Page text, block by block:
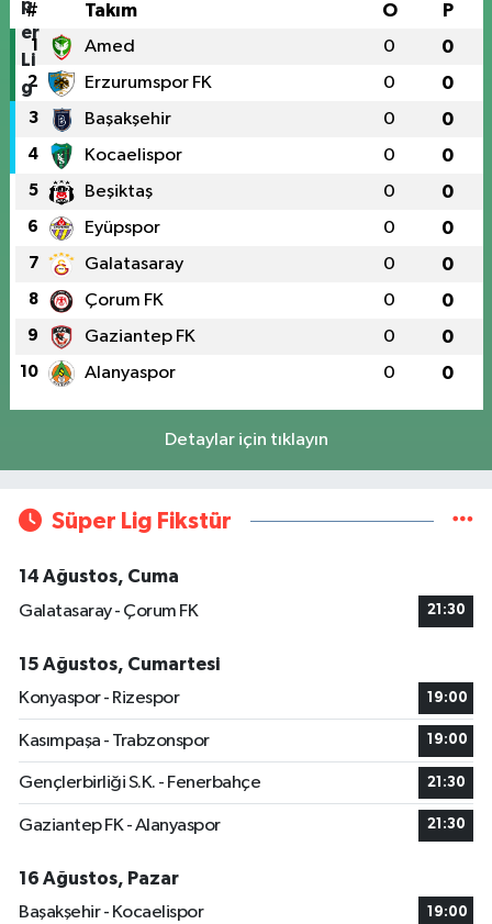
# Takım O P
1 Amed 0 0
2 Erzurumspor FK 0 0
3 Başakşehir 0 0
4 Kocaelispor 0 0
5 Beşiktaş 0 0
6 Eyüpspor 0 0
7 Galatasaray 0 0
8 Çorum FK 0 0
9 Gaziantep FK 0 0
10 Alanyaspor 0 0
Detaylar için tıklayın
Süper Lig Fikstür
14 Ağustos, Cuma
Galatasaray - Çorum FK
21:30
15 Ağustos, Cumartesi
Konyaspor - Rizespor
19:00
Kasımpaşa - Trabzonspor 19:00
Gençlerbirliği S.K. - Fenerbahçe 21:30
Gaziantep FK - Alanyaspor 21:30
16 Ağustos, Pazar
Başakşehir - Kocaelispor
19:00